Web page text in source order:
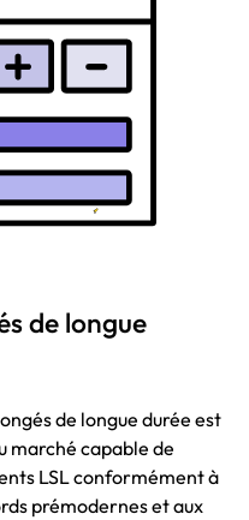
de longue
de longue durée est
marché capable de
LSL conformément à
prémodernes et aux